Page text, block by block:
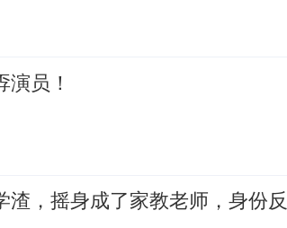
员！
渣，摇身成了家教老师，身份